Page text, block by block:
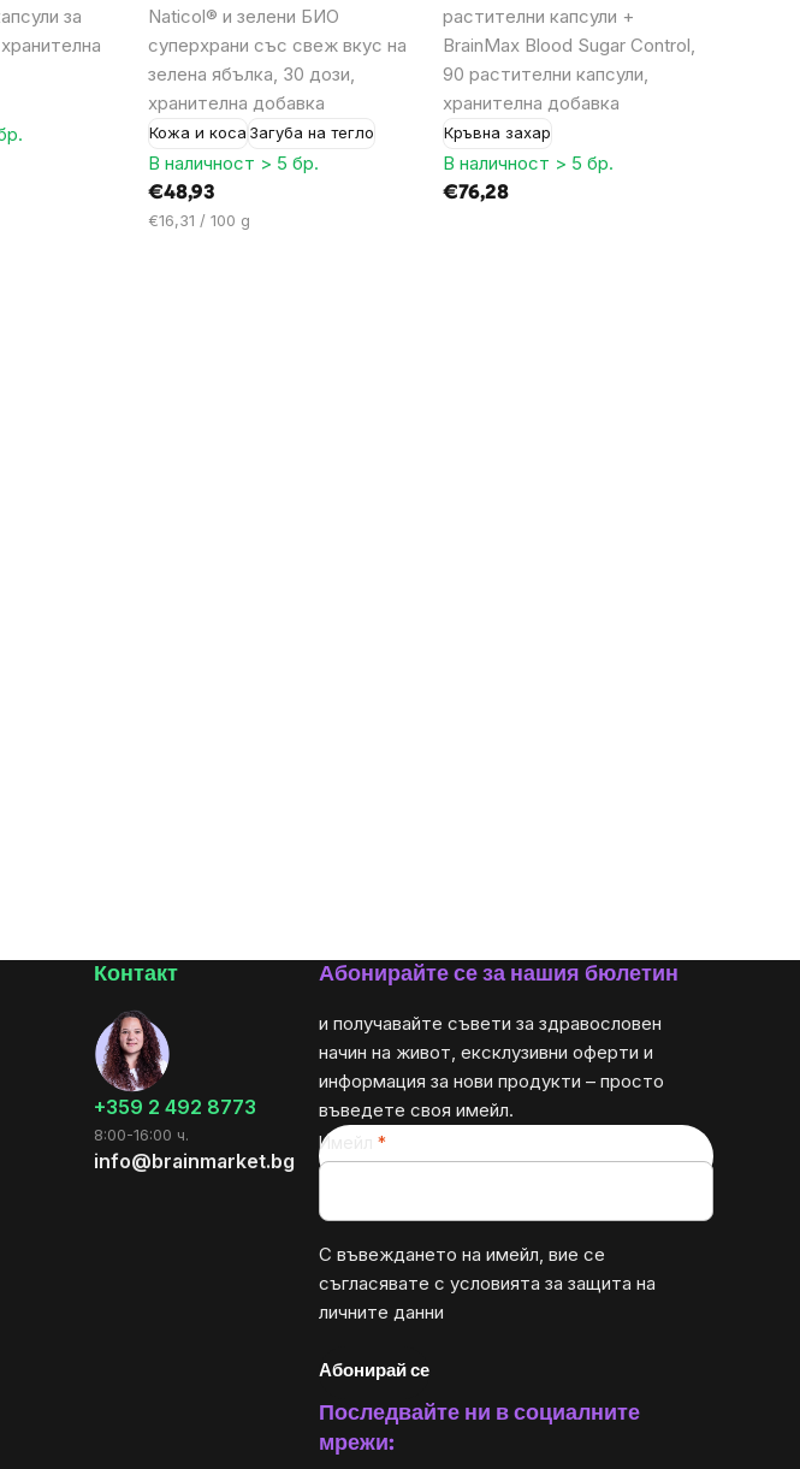
за
Naticol® и зелени БИО
суперхрани със свеж вкус на
зелена ябълка, 30 дози,
хранителна добавка
Кожа и коса Загуба на тегло
В наличност > 5 бр.
€48,93
Цена
€16,31 / 100 g
растителни капсули +
BrainMax Blood Sugar Control,
90 растителни капсули,
хранителна добавка
Кръвна захар
В наличност > 5 бр.
€76,28
Контакт
+359 2 492 8773
8:00-16:00 ч.
info@brainmarket.bg
Абонирайте се за нашия бюлетин
и получавайте съвети за здравословен
начин на живот, ексклузивни оферти и
информация за нови продукти – просто
въведете своя имейл.
Имейл
С въвеждането на имейл, вие се
съгласявате с условията за защита на
личните данни
Абонирай се
Последвайте ни в социалните
мрежи: